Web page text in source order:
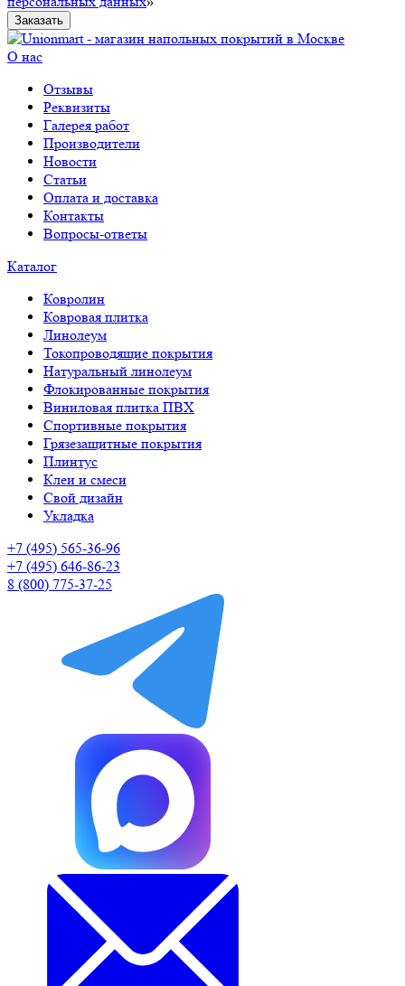
Заказать
О нас
Отзывы
Реквизиты
Галерея работ
Производители
Новости
Статьи
Оплата и доставка
Контакты
Вопросы-ответы
Каталог
Ковролин
Ковровая плитка
Линолеум
Токопроводящие покрытия
Натуральный линолеум
Флокированные покрытия
Виниловая плитка ПВХ
Спортивные покрытия
Грязезащитные покрытия
Плинтус
Клеи и смеси
Свой дизайн
Укладка
+7 (495) 565-36-96
+7 (495) 646-86-23
8 (800) 775-37-25